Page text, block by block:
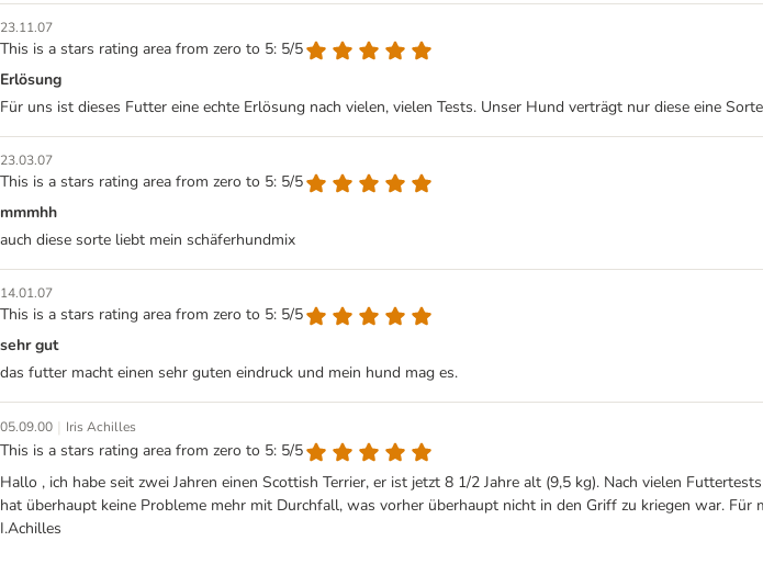
23.11.07
This is a stars rating area from zero to 5: 5/5
Erlösung
Für uns ist dieses Futter eine echte Erlösung nach vielen, vielen Tests. Unser Hund verträgt nur diese eine Sorte
23.03.07
This is a stars rating area from zero to 5: 5/5
mmmhh
auch diese sorte liebt mein schäferhundmix
14.01.07
This is a stars rating area from zero to 5: 5/5
sehr gut
das futter macht einen sehr guten eindruck und mein hund mag es.
05.09.00 | Iris Achilles
This is a stars rating area from zero to 5: 5/5
Hallo , ich habe seit zwei Jahren einen Scottish Terrier, er ist jetzt 8 1/2 Jahre alt (9,5 kg). Nach vielen
hat überhaupt keine Probleme mehr mit Durchfall, was vorher überhaupt nicht in den Griff zu kriegen war.
I.Achilles